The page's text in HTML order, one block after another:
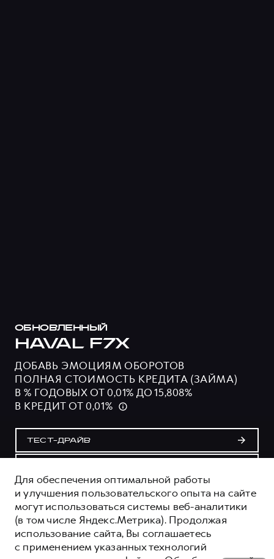
ОБНОВЛЕННЫЙ
HAVAL F7X
ДОБАВЬ ЭМОЦИЯМ ОБОРОТОВ
ПОЛНАЯ СТОИМОСТЬ КРЕДИТА (ЗАЙМА)
В % ГОДОВЫХ ОТ 0,01% ДО 15,808%
В КРЕДИТ ОТ 0,01%
ТЕСТ-ДРАЙВ
ОЦЕНИВАЙТЕ СВОИ ФИНАНСОВЫЕ
ВОЗМОЖНОСТИ И РИСКИ
ИЗУЧИТЕ ВСЕ УСЛОВИЯ КРЕДИТА (ЗАЙМА) НА
САЙТЕ:
Для обеспечения оптимальной работы
и улучшения пользовательского опыта на сайте
могут использоваться системы веб-аналитики
(в том числе Яндекс.Метрика). Продолжая
использование сайта, Вы соглашаетесь
с применением указанных технологий